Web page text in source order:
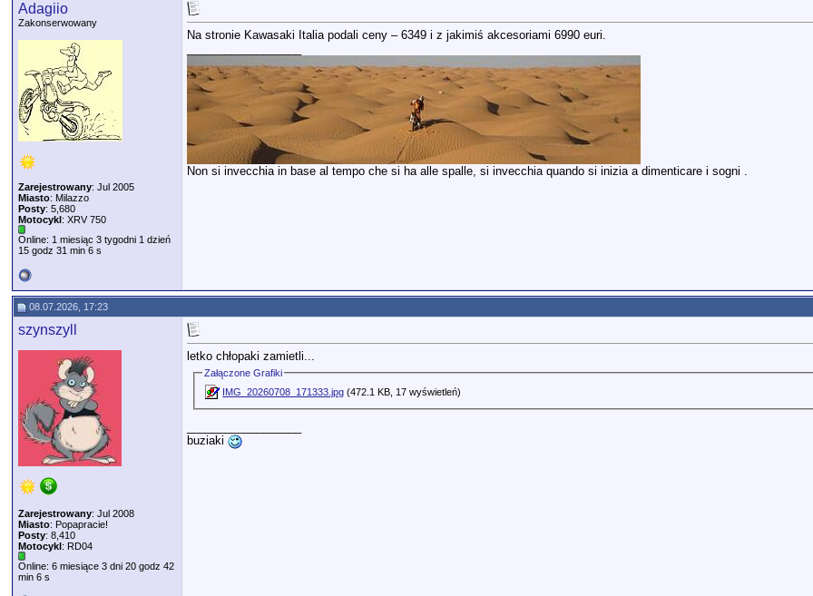
Adagiio
Zakonserwowany
Zarejestrowany: Jul 2005
Miasto: Milazzo
Posty: 5,680
Motocykl: XRV 750
Online: 1 miesiąc 3 tygodni 1 dzień
15 godz 31 min 6 s
Na stronie Kawasaki Italia podali ceny – 6349 i z jakimiś akcesoriami 6990 euri.
Non si invecchia in base al tempo che si ha alle spalle, si invecchia quando si inizia a dimenticare i sogni .
08.07.2026, 17:23
szynszyll
Zarejestrowany: Jul 2008
Miasto: Popapracie!
Posty: 8,410
Motocykl: RD04
Online: 6 miesiące 3 dni 20 godz 42
min 6 s
letko chłopaki zamietli...
Załączone Grafiki
IMG_20260708_171333.jpg (472.1 KB, 17 wyświetleń)
buziaki